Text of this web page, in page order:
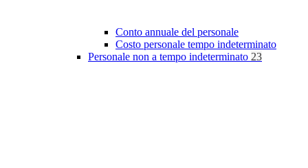
Conto annuale del personale
Costo personale tempo indeterminato
Personale non a tempo indeterminato 23